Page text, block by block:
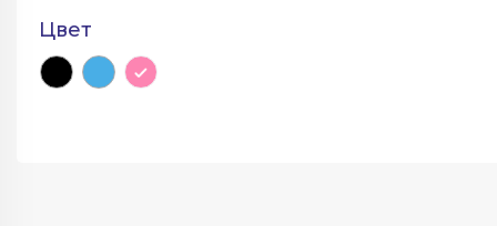
Цвет